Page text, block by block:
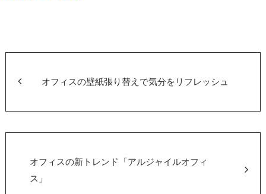
オフィスの壁紙張り替えで気分をリフレッシュ
オフィスの新トレンド「アルジャイルオフィ
ス」